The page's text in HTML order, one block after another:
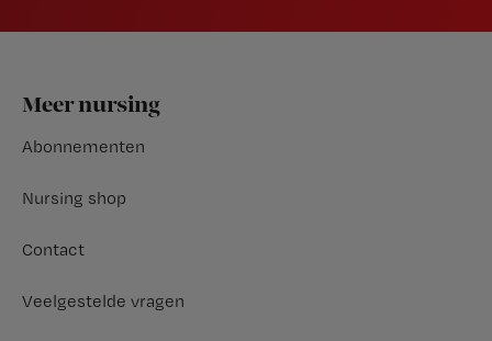
Footer
Meer nursing
Abonnementen
Nursing shop
Contact
Veelgestelde vragen